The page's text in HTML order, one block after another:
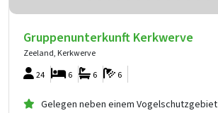
Gruppenunterkunft Kerkwerve
Zeeland, Kerkwerve
24 6
6
6
Gelegen neben einem Vogelschutzgebiet